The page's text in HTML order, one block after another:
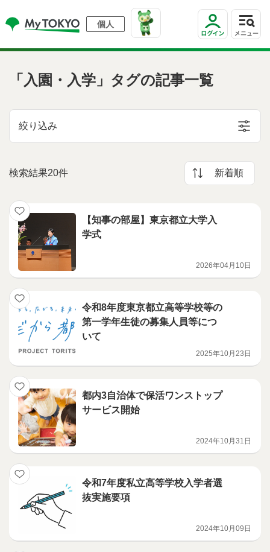
個人
「入園・入学」タグの記事一覧
絞り込み
検索結果20件 新着順
【知事の部屋】東京都立大学入
学式
2026年04月10日
令和8年度東京都立高等学校等の
第一学年生徒の募集人員等につ
いて
2025年10月23日
都内3自治体で保活ワンストップ
サービス開始
2024年10月31日
令和7年度私立高等学校入学者選
抜実施要項
2024年10月09日